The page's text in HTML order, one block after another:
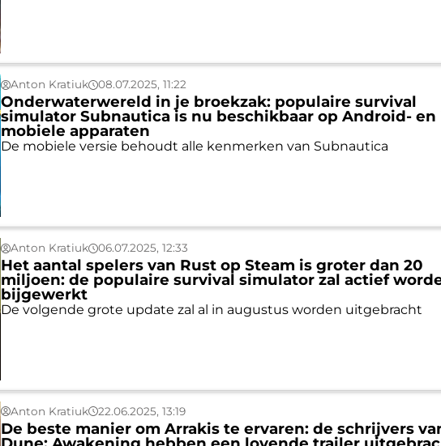
Anton Kratiuk 08.07.2025, 11:22
Onderwaterwereld in je broekzak: populaire survival
simulator Subnautica is nu beschikbaar op Android- en
mobiele apparaten
De mobiele versie behoudt alle kenmerken van Subnautica
Anton Kratiuk 06.07.2025, 12:33
Het aantal spelers van Rust op Steam is groter dan 20
miljoen: de populaire survival simulator zal actief
bijgewerkt
De volgende grote update zal al in augustus worden uitgebracht
Anton Kratiuk 22.06.2025, 13:19
De beste manier om Arrakis te ervaren: de schrijvers